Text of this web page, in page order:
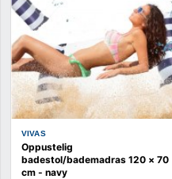
VIVAS
Oppustelig
badestol/bademadras 120 × 70
cm - navy